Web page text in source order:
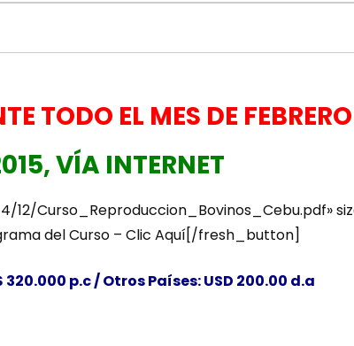
TODO EL MES DE
VÍA INTERNET
Curso_Reproduccion_Bovinos_Cebu.pdf»
del Curso – Clic Aquí[/fresh_button]
p.c / Otros Países: USD 200.00 d.a